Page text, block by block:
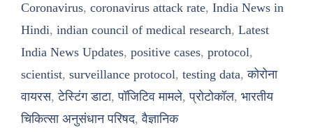
Coronavirus, coronavirus attack rate, India News in
Hindi, indian council of medical research, Latest
India News Updates, positive cases, protocol,
scientist, surveillance protocol, testing data,कोरोना
वायरस,टेस्टिंग डाटा,पॉजिटिव मामले,प्रोटोकॉल, भारतीय
चिकित्सा अनुसंधान परिषद,वैज्ञानिक